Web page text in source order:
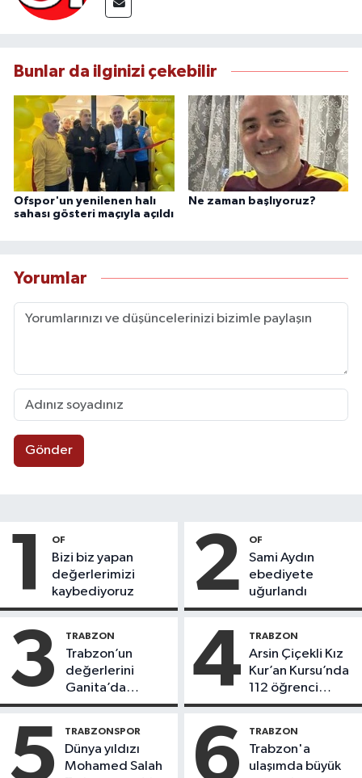
Bunlar da ilginizi çekebilir
Ofspor'un yenilenen halı
sahası gösteri maçıyla açıldı
Ne zaman başlıyoruz?
Yorumlar
Gönder
1 OF
Bizi biz yapan
değerlerimizi
kaybediyoruz
2 OF
Sami Aydın
ebediyete
uğurlandı
3 TRABZON
Trabzon’un
değerlerini
Ganita’da
yaşatıyoruz
4 TRABZON
Arsin Çiçekli Kız
Kur’an Kursu’nda
112 öğrenci
icazet aldı
5 TRABZONSPOR
Dünya yıldızı
Mohamed Salah
6 TRABZON
Trabzon'a
ulaşımda büyük